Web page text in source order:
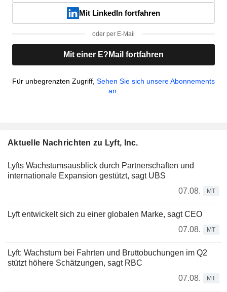
Mit LinkedIn fortfahren
oder per E-Mail
Mit einer E?Mail fortfahren
Für unbegrenzten Zugriff, Sehen Sie sich unsere Abonnements
an.
Aktuelle Nachrichten zu Lyft, Inc.
Lyfts Wachstumsausblick durch Partnerschaften und
internationale Expansion gestützt, sagt UBS
07.08.
MT
Lyft entwickelt sich zu einer globalen Marke, sagt CEO
07.08.
MT
Lyft: Wachstum bei Fahrten und Bruttobuchungen im Q2
stützt höhere Schätzungen, sagt RBC
07.08.
MT